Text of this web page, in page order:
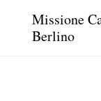
Missione
Berlino